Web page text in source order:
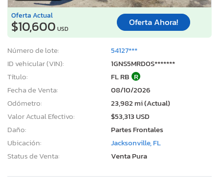
Oferta Actual
$10,600 USD
Oferta Ahora!
Número de lote:
54127***
ID vehicular (VIN):
1GNS5MRD0S*******
Título:
FL RB R
Fecha de Venta:
08/10/2026
Odómetro:
23,982 mi (Actual)
Valor Actual Efectivo:
$53,313 USD
Daño:
Partes Frontales
Ubicación:
Jacksonville, FL
Status de Venta:
Venta Pura